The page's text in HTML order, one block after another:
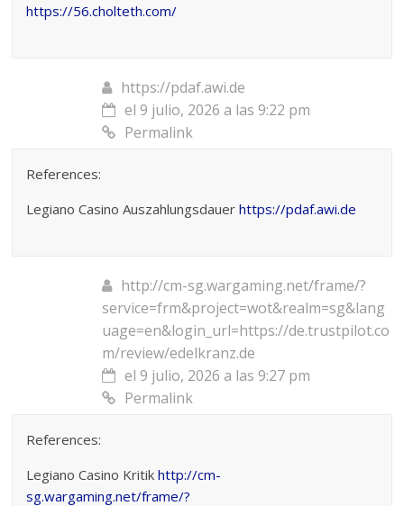
https://56.cholteth.com/
https://pdaf.awi.de
el 9 julio, 2026 a las 9:22 pm
Permalink
References:
Legiano Casino Auszahlungsdauerhttps://pdaf.awi.de
http://cm-sg.wargaming.net/frame/?
service=frm&project=wot&realm=sg&lang
uage=en&login_url=https://de.trustpilot.co
m/review/edelkranz.de
el 9 julio, 2026 a las 9:27 pm
Permalink
References:
Legiano Casino Kritikhttp://cm-
sg.wargaming.net/frame/?